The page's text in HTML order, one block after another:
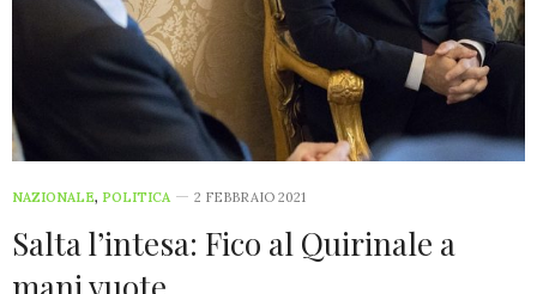
NAZIONALE, POLITICA 2 FEBBRAIO 2021
Salta l’intesa: Fico al Quirinale a